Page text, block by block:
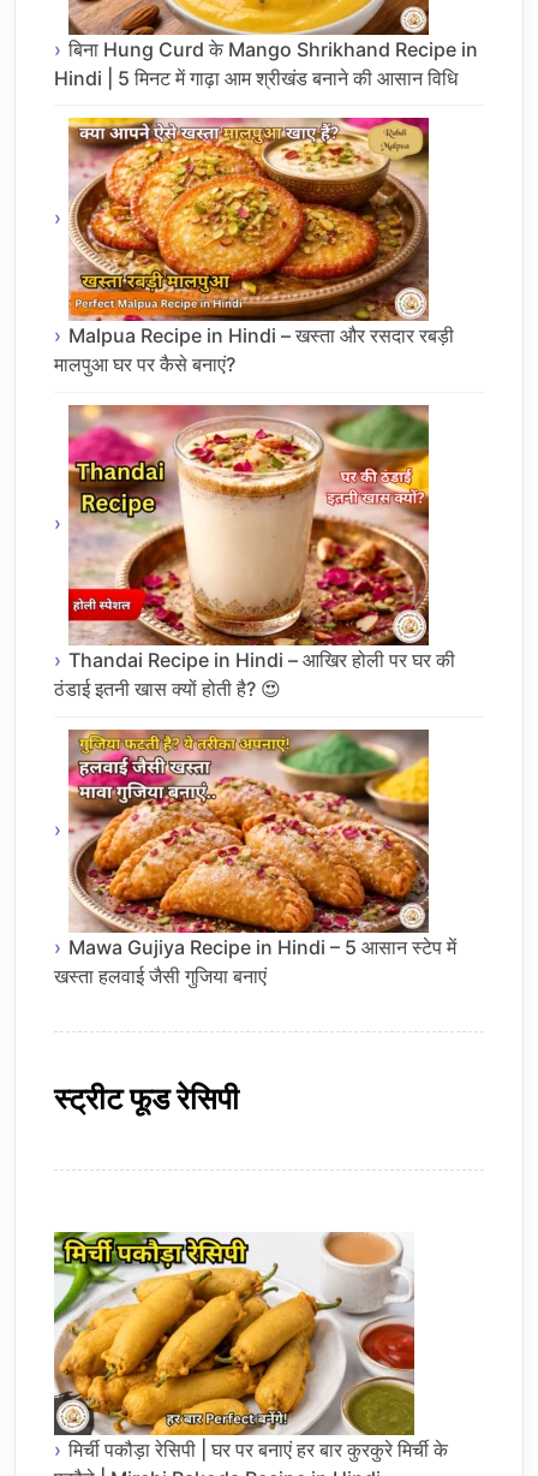
बिना Hung Curd के Mango Shrikhand Recipe in
Hindi | 5 मिनट में गाढ़ा आम श्रीखंड बनाने की आसान विधि
Malpua Recipe in Hindi – खस्ता और रसदार रबड़ी
मालपुआ घर पर कैसे बनाएं?
Thandai Recipe in Hindi – आखिर होली पर घर की
ठंडाई इतनी खास क्यों होती है? 😍
Mawa Gujiya Recipe in Hindi – 5 आसान स्टेप में
खस्ता हलवाई जैसी गुजिया बनाएं
स्ट्रीट फूड रेसिपी
मिर्ची पकौड़ा रेसिपी | घर पर बनाएं हर बार कुरकुरे मिर्ची के